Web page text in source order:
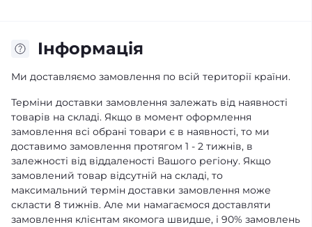
Iнформація
Ми доставляємо замовлення по всій території країни.
Терміни доставки замовлення залежать від наявності
товарів на складі. Якщо в момент оформлення
замовлення всі обрані товари є в наявності, то ми
доставимо замовлення протягом 1 - 2 тижнів, в
залежності від віддаленості Вашого регіону. Якщо
замовлений товар відсутній на складі, то
максимальний термін доставки замовлення може
скласти 8 тижнів. Але ми намагаємося доставляти
замовлення клієнтам якомога швидше, і 90% замовлень